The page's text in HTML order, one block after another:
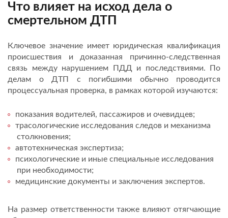
Что влияет на исход дела о
смертельном ДТП
Ключевое значение имеет юридическая квалификация
происшествия и доказанная причинно-следственная
связь между нарушением ПДД и последствиями. По
делам о ДТП с погибшими обычно проводится
процессуальная проверка, в рамках которой изучаются:
показания водителей, пассажиров и очевидцев;
трасологические исследования следов и механизма
столкновения;
автотехническая экспертиза;
психологические и иные специальные исследования
при необходимости;
медицинские документы и заключения экспертов.
На размер ответственности также влияют отягчающие